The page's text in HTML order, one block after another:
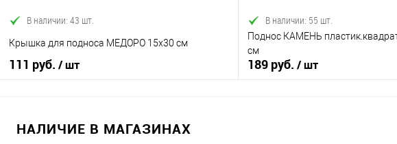
В наличии: 43 шт.
Крышка для подноса МЕДОРО 15х30 см
111 руб. / шт
В корзину
В наличии: 55 шт.
Поднос КАМЕНЬ
см
189 руб. / шт
НАЛИЧИЕ В МАГАЗИНАХ